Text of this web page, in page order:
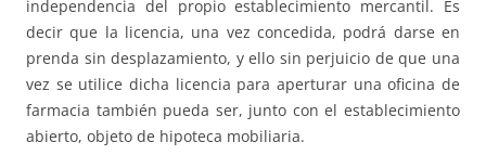
independencia del propio establecimiento mercantil. Es
decir que la licencia, una vez concedida, podrá darse en
prenda sin desplazamiento, y ello sin perjuicio de que una
vez se utilice dicha licencia para aperturar una oficina de
farmacia también pueda ser, junto con el establecimiento
abierto, objeto de hipoteca mobiliaria.